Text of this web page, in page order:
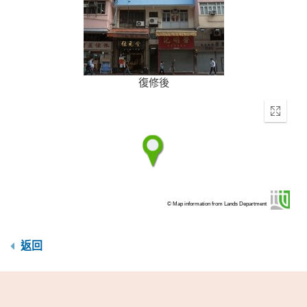
復修後
Enter
© Map information from Lands Department
返回